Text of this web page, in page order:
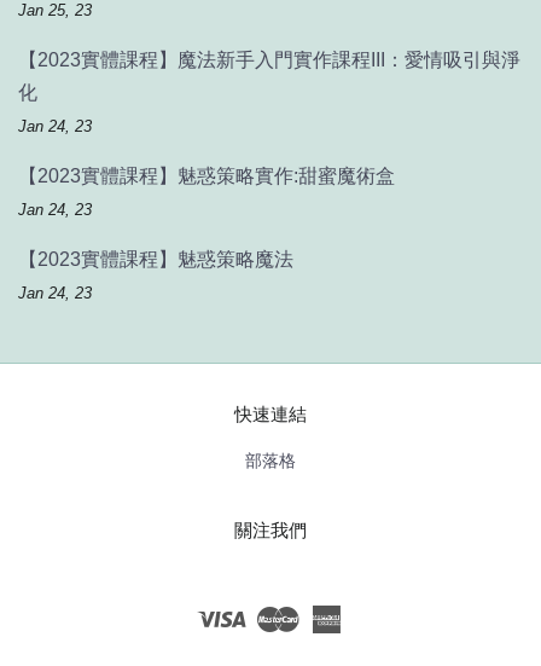
Jan 25, 23
【2023實體課程】魔法新手入門實作課程III：愛情吸引與淨
化
Jan 24, 23
【2023實體課程】魅惑策略實作:甜蜜魔術盒
Jan 24, 23
【2023實體課程】魅惑策略魔法
Jan 24, 23
快速連結
部落格
關注我們
Visa Master